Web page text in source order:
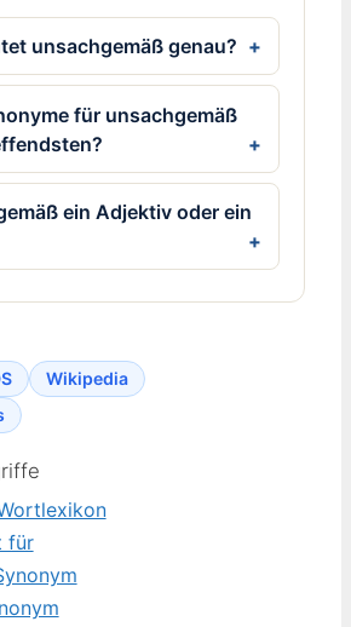
unsachgemäß genau?
für unsachgemäß
ein Adjektiv oder ein
Wikipedia
für